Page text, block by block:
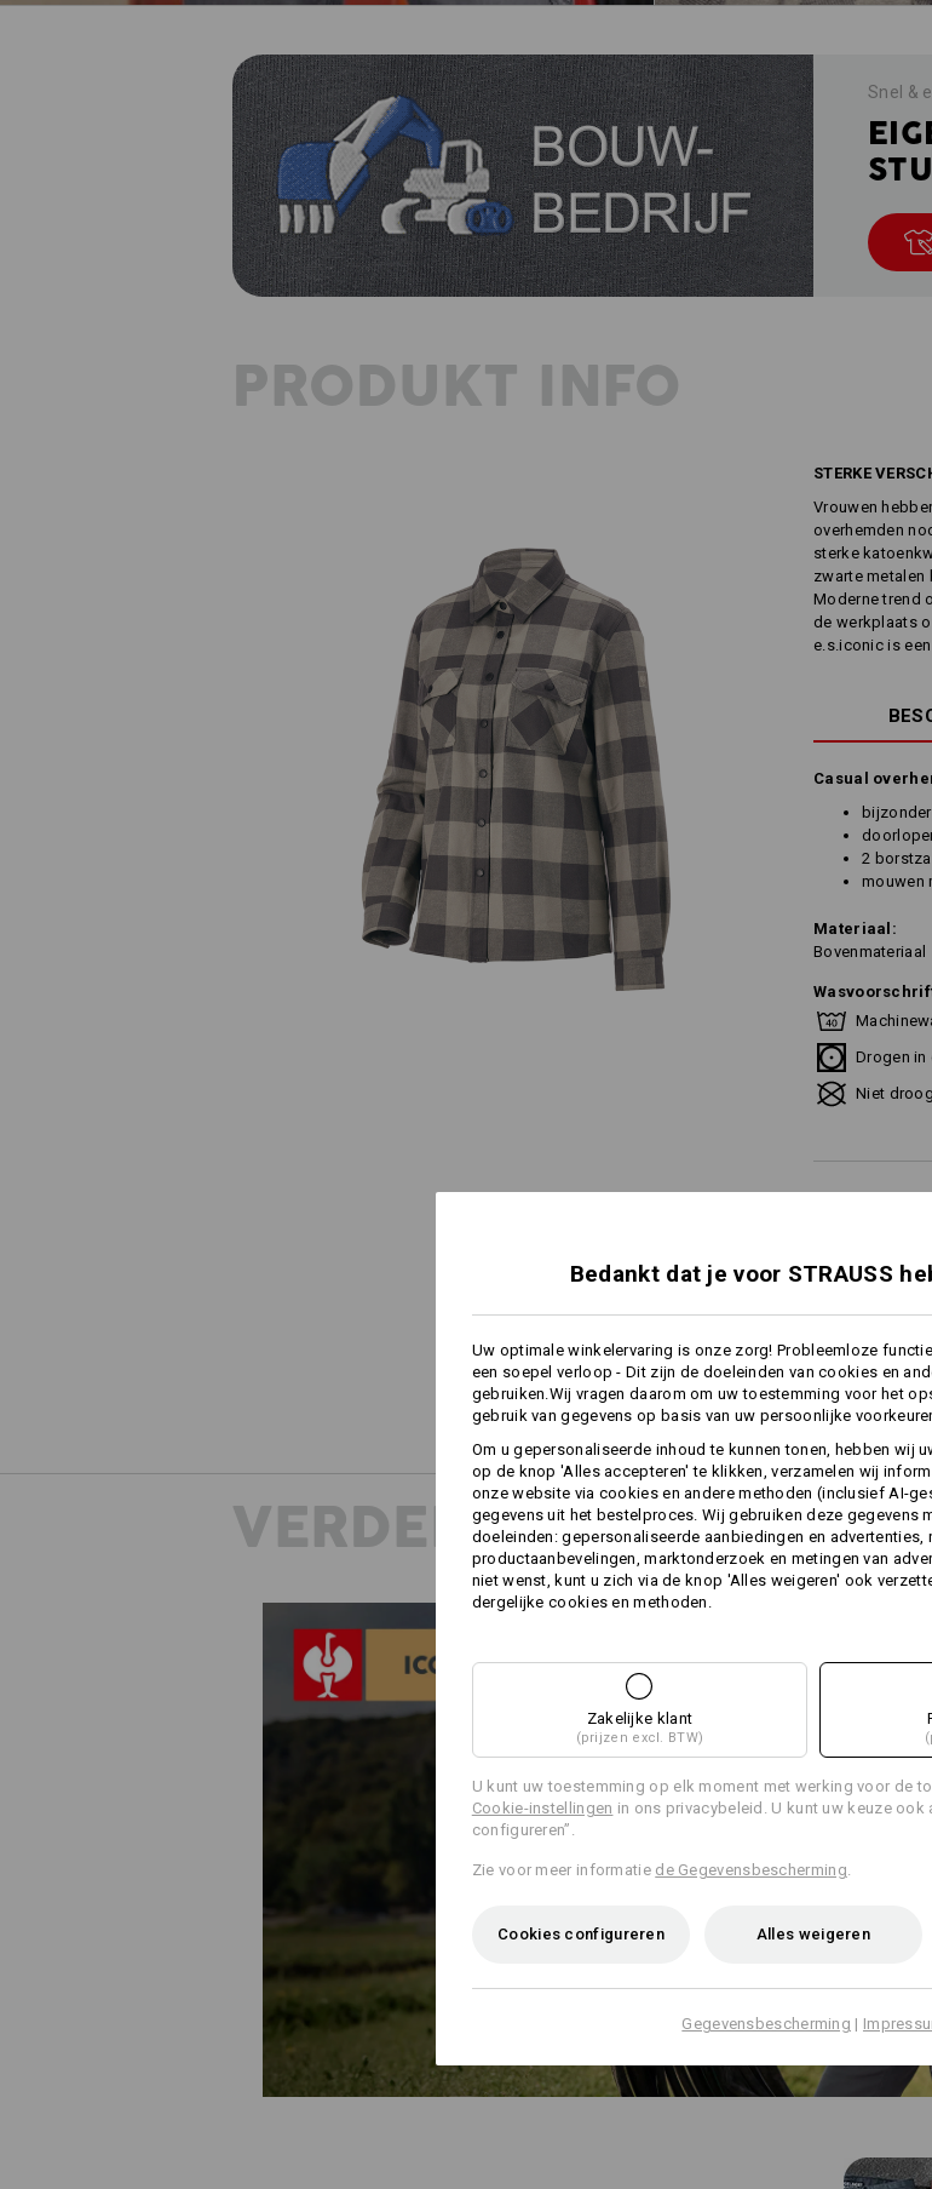
Snel &
PRODUKT INFO
STERKE
Vrouwen
overhemden
sterke
zwarte metalen
Moderne trend
de werkplaats
e.s.iconic is
Casual
2
mouwen
Materiaal:
Bovenmateriaal
Drogen in
Niet
VERDERE INFORMATIE
Bedankt dat je voor STRAUSS
Uw optimale winkelervaring is onze zorg! Probleemloze
een soepel verloop - Dit zijn de doeleinden van cookies en
gebruiken.Wij vragen daarom om uw toestemming voor het
gebruik van gegevens op basis van uw persoonlijke
Om u gepersonaliseerde inhoud te kunnen tonen, hebben wij
op de knop 'Alles accepteren' te klikken, verzamelen wij
onze website via cookies en andere methoden (inclusief AI-
gegevens uit het bestelproces. Wij gebruiken deze gegevens
doeleinden: gepersonaliseerde aanbiedingen en advertenties,
productaanbevelingen, marktonderzoek en metingen van
niet wenst, kunt u zich via de knop 'Alles weigeren' ook
dergelijke cookies en methoden.
Zakelijke klant
(prijzen excl. BTW)
U kunt uw toestemming op elk moment met werking voor de
Cookie-instellingen in ons privacybeleid. U kunt uw keuze ook
configureren”.
Zie voor meer informatie de Gegevensbescherming
Cookies configureren Alles weigeren
Gegevensbescherming |